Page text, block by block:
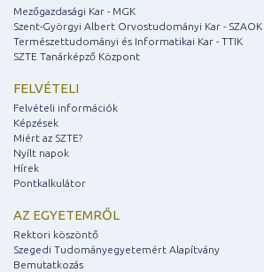
Mezőgazdasági Kar - MGK
Szent-Györgyi Albert Orvostudományi Kar - SZAOK
Természettudományi és Informatikai Kar - TTIK
SZTE Tanárképző Központ
FELVÉTELI
Felvételi információk
Képzések
Miért az SZTE?
Nyílt napok
Hírek
Pontkalkulátor
AZ EGYETEMRŐL
Rektori köszöntő
Szegedi Tudományegyetemért Alapítvány
Bemutatkozás